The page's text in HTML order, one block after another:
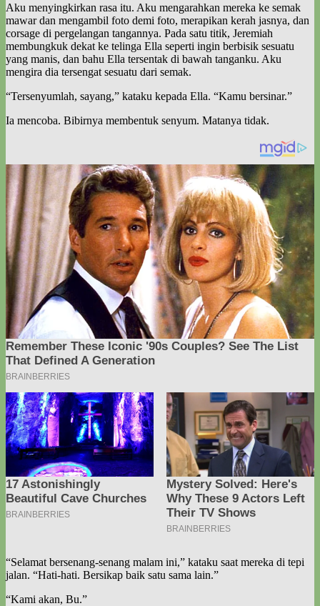
Aku menyingkirkan rasa itu. Aku mengarahkan mereka ke semak
mawar dan mengambil foto demi foto, merapikan kerah jasnya, dan
corsage di pergelangan tangannya. Pada satu titik, Jeremiah
membungkuk dekat ke telinga Ella seperti ingin berbisik sesuatu
yang manis, dan bahu Ella tersentak di bawah tanganku. Aku
mengira dia tersengat sesuatu dari semak.
“Tersenyumlah, sayang,” kataku kepada Ella. “Kamu bersinar.”
Ia mencoba. Bibirnya membentuk senyum. Matanya tidak.
“Selamat bersenang-senang malam ini,” kataku saat mereka di tepi
jalan. “Hati-hati. Bersikap baik satu sama lain.”
“Kami akan, Bu.”